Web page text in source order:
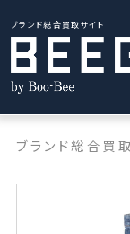
ブランド総合買取サイト
ブランド総合買